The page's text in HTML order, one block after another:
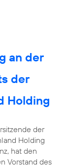
an der
der
Holding
der
Holding
hat den
Vorstand des